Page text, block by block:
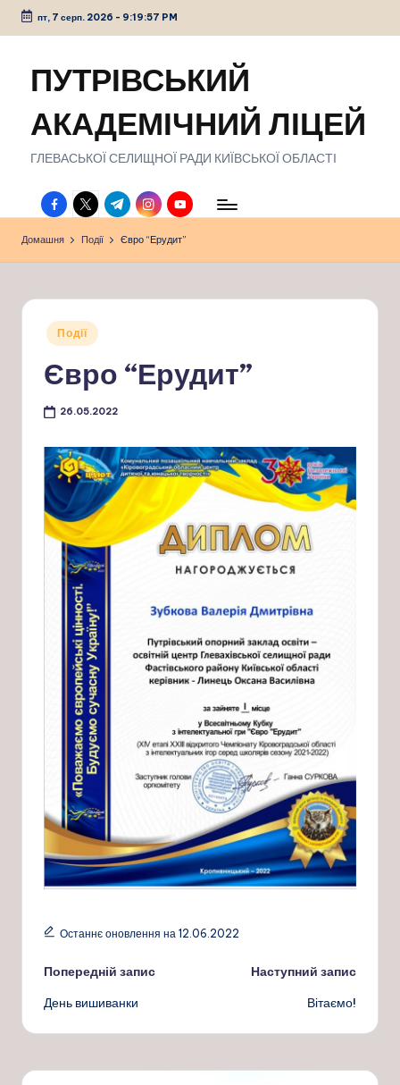
Перейти
пт, 7 серп. 2026 - 9:19:58 PM
ПУТРІВСЬКИЙ
АКАДЕМІЧНИЙ ЛІЦЕЙ
ГЛЕВАСЬКОЇ СЕЛИЩНОЇ РАДИ КИЇВСЬКОЇ ОБЛАСТІ
facebook.com
twitter.com
t.me instagram.com
youtube.com
Домашня Події Євро “Ерудит”
Опубліковано
Події
Євро “Ерудит”
26.05.2022
Останнє оновлення на 12.06.2022
Навігація
по
Попередній запис
День вишиванки
Наступний запис
Вітаємо!